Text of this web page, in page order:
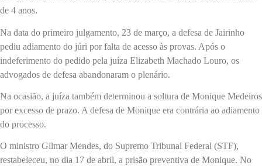
de 4 anos.
Na data do primeiro julgamento, 23 de março, a defesa de Jairinho
pediu adiamento do júri por falta de acesso às provas. Após o
indeferimento do pedido pela juíza Elizabeth Machado Louro, os
advogados de defesa abandonaram o plenário.
Na ocasião, a juíza também determinou a soltura de Monique Medeiros
por excesso de prazo. A defesa de Monique era contrária ao adiamento
do processo.
O ministro Gilmar Mendes, do Supremo Tribunal Federal (STF),
restabeleceu, no dia 17 de abril, a prisão preventiva de Monique. No